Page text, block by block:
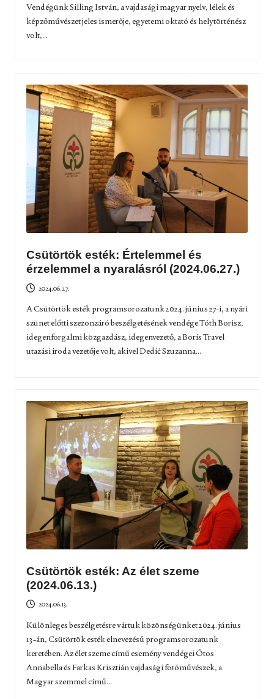
Vendégünk Silling István, a vajdasági magyar nyelv, lélek és
képzőművészet jeles ismerője, egyetemi oktató és helytörténész
volt,...
Csütörtök esték: Értelemmel és
érzelemmel a nyaralásról (2024.06.27.)
2024.06.27.
A Csütörtök esték programsorozatunk 2024. június 27-i, a nyári
szünet előtti szezonzáró beszélgetésének vendége Tóth Borisz,
idegenforgalmi közgazdász, idegenvezető, a Boris Travel
utazási iroda vezetője volt, akivel Dedić Szuzanna...
Csütörtök esték: Az élet szeme
(2024.06.13.)
2024.06.13.
Különleges beszélgetésre vártuk közönségünket 2024. június
13-án, Csütörtök esték elnevezésű programsorozatunk
keretében. Az élet szeme című esemény vendégei Ótos
Annabella és Farkas Krisztián vajdasági fotóművészek, a
Magyar szemmel című...